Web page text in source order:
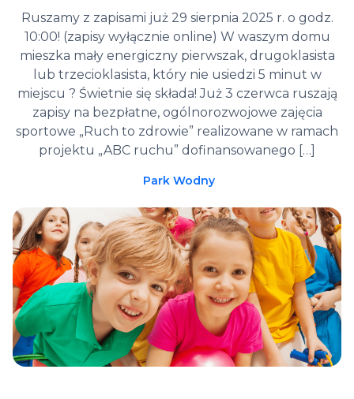
Strefa Klienta
Kontakt
Ruszamy z zapisami już 29 sierpnia 2025 r. o godz.
10:00! (zapisy wyłącznie online) W waszym domu
mieszka mały energiczny pierwszak, drugoklasista
lub trzecioklasista, który nie usiedzi 5 minut w
miejscu ? Świetnie się składa! Już 3 czerwca ruszają
zapisy na bezpłatne, ogólnorozwojowe zajęcia
sportowe „Ruch to zdrowie” realizowane w ramach
projektu „ABC ruchu” dofinansowanego […]
Park Wodny